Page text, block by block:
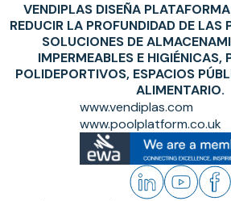
VENDIPLAS DISEÑA
REDUCIR LA PROFUNDIDAD DE LAS
SOLUCIONES DE
IMPERMEABLES E HIGIÉNICAS,
POLIDEPORTIVOS, ESPACIOS
ALIMENTARIO.
www.vendiplas.com
www.poolplatform.co.uk